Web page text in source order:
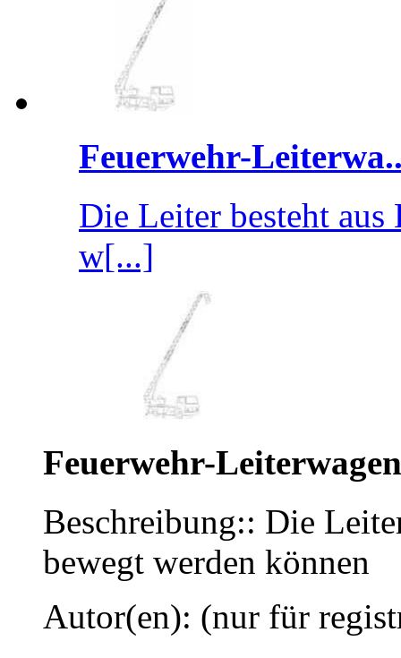
Feuerwehr-
Die Leiter besteht
w[...]
Feuerwehr-Leiterwagen
Beschreibung:: Die
bewegt werden können
Autor(en): (nur für